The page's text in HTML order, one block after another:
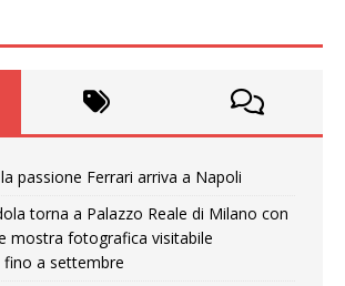
passione Ferrari arriva a Napoli
torna a Palazzo Reale di Milano con
mostra fotografica visitabile
a settembre